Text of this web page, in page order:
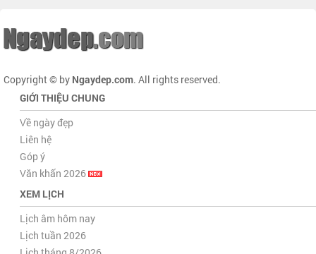
Copyright © by Ngaydep.com. All rights reserved.
GIỚI THIỆU CHUNG
Về ngày đẹp
Liên hệ
Góp ý
Văn khấn 2026
XEM LỊCH
Lịch âm hôm nay
Lịch tuần 2026